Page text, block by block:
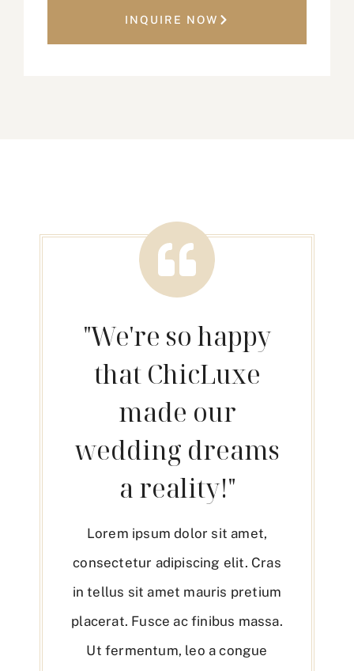
INQUIRE NOW
"We're so happy
that ChicLuxe
made our
wedding dreams
a reality!"
Lorem ipsum dolor sit amet,
consectetur adipiscing elit. Cras
in tellus sit amet mauris pretium
placerat. Fusce ac finibus massa.
Ut fermentum, leo a congue